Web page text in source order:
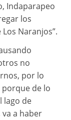
Indaparapeo
los
Naranjos”.
no
por lo
de lo
lago de
a haber